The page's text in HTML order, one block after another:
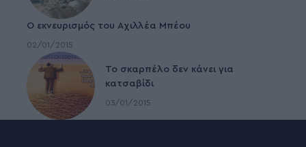
Ο εκνευρισμός του Αχιλλέα Μπέου
02/01/2015
To σκαρπέλο δεν κάνει για
κατσαβίδι
03/01/2015